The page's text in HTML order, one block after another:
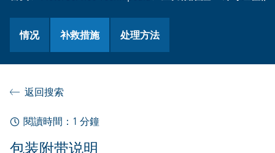
情况 补救措施 处理方法
返回搜索
閱讀時間：1 分鐘
包装附带说明